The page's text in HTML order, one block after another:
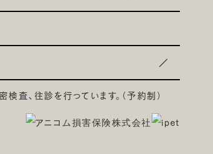
／
査、往診を行っています。（予約制）